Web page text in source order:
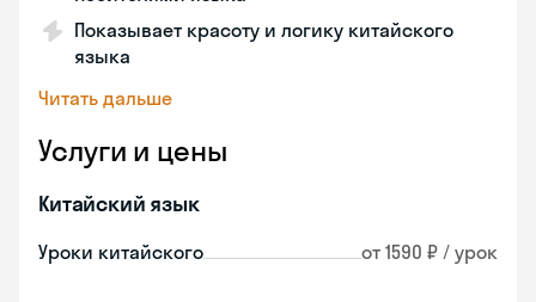
Показывает красоту и логику китайского
языка
Читать дальше
Услуги и цены
Китайский язык
Уроки китайского от 1590 ₽ / урок